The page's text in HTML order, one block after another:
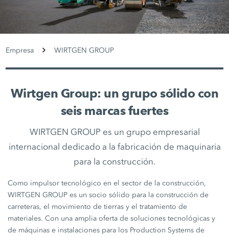
Empresa WIRTGEN GROUP
Wirtgen Group: un grupo sólido con
seis marcas fuertes
WIRTGEN GROUP es un grupo empresarial
internacional dedicado a la fabricación de maquinaria
para la construcción.
Como impulsor tecnológico en el sector de la construcción,
WIRTGEN GROUP es un socio sólido para la construcción de
carreteras, el movimiento de tierras y el tratamiento de
materiales. Con una amplia oferta de soluciones tecnológicas y
de máquinas e instalaciones para los Production Systems de